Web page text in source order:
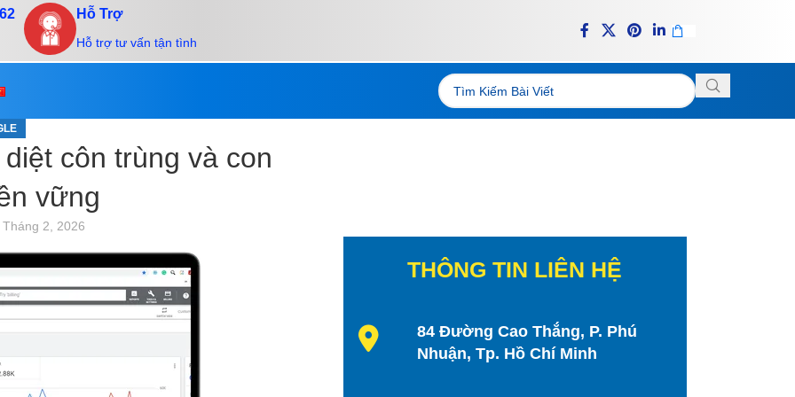
Hỗ Trợ
Hỗ trợ tư vấn tận tình
côn trùng và con
vững
Tháng 2, 2026
THÔNG TIN LIÊN HỆ
84 Đường Cao Thắng, P. Phú
Nhuận, Tp. Hồ Chí Minh